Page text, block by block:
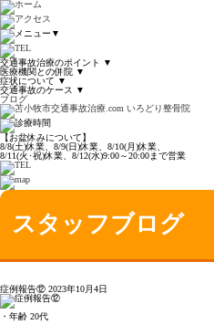
▼
交通事故治療のポイント
▼
医療機関との併院 ▼
症状について ▼
交通事故のケース
▼
ブログ
【お盆休みについて】
8/8(土)休業、8/9(日)休業、8/10(月)休業、
8/11(火･祝)休業、8/12(水)9:00～20:00まで営業
スタッフブログ
症例報告⑫ 2023年10月4日
・年齢 20代